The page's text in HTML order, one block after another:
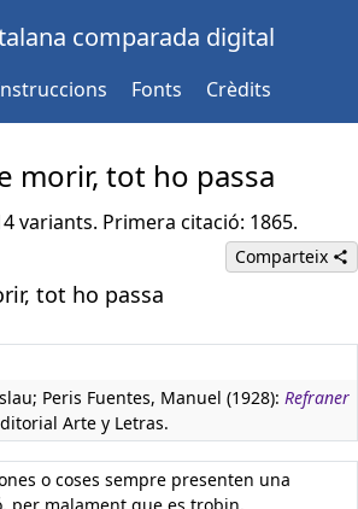
comparada digital
Fonts Crèdits
morir, tot ho passa
variants. Primera citació: 1865.
Comparteix
tot ho passa
Peris Fuentes, Manuel (1928): Refraner
Arte y Letras.
o coses sempre presenten una